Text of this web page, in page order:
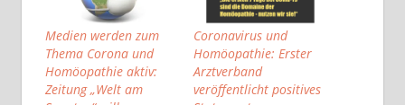
Medien werden zum
Thema Corona und
Homöopathie aktiv:
Zeitung „Welt am
Coronavirus und
Homöopathie: Erster
Arztverband
veröffentlicht positives